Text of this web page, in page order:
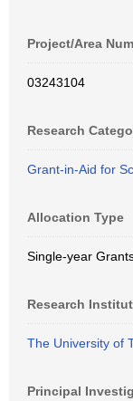
Project/Area
03243104
Research
Grant-in-Aid for
Allocation Type
Single-year
Research
The University of
Principal